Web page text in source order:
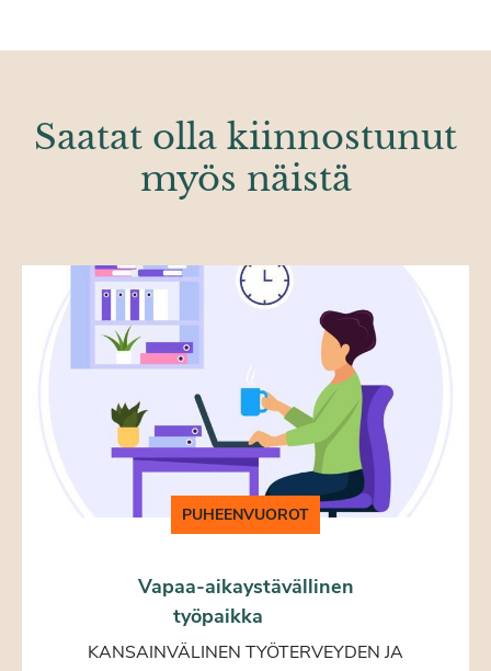
Saatat olla kiinnostunut
myös näistä
PUHEENVUOROT
Vapaa-aikaystävällinen
työpaikka
KANSAINVÄLINEN TYÖTERVEYDEN JA